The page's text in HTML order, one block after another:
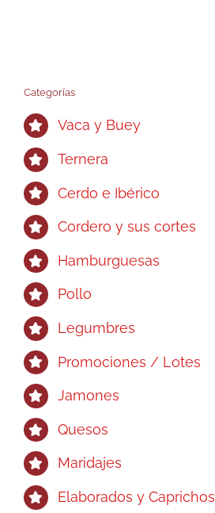
Categorías
Vaca y Buey
Ternera
Cerdo e Ibérico
Cordero y sus cortes
Hamburguesas
Pollo
Legumbres
Promociones / Lotes
Jamones
Quesos
Maridajes
Elaborados y Caprichos